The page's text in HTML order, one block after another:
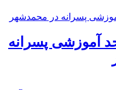
آموزشی پسرانه